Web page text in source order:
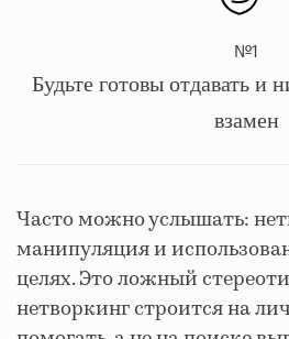
№1
Будьте готовы отдавать и
взамен
Часто можно услышать:
манипуляция и
целях. Это ложный
нетворкинг строится на